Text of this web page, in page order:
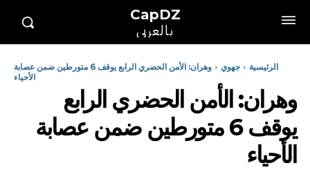
CapDZ
بالعربي
الرئيسية جهوي
وهران: الأمن الحضري الرابع يوقف 6 متورطين ضمن عصابة
الأحياء
وهران: الأمن الحضري الرابع
يوقف 6 متورطين ضمن عصابة
الأحياء